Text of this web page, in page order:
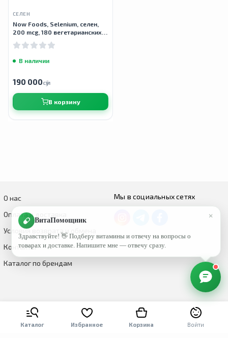
СЕЛЕН
Now Foods, Selenium, селен,
200 mcg, 180 вегетарианских
В наличии
190 000сӯм
В корзину
Каталог Избранное Корзина Войти
О нас
Оплата и доставка
Условия возврата и обмена
Контакты
Каталог по брендам
Мы в социальных сетях
×
ВитаПомощник
Здравствуйте! 👋 Подберу витамины и отвечу на вопросы о
товарах и доставке. Напишите мне — отвечу сразу.